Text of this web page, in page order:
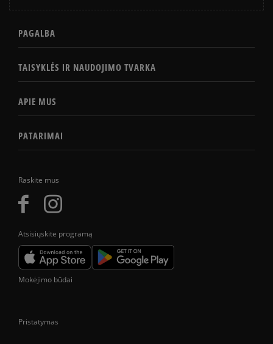
Raskite mus
Atsisiųskite programą
PAGALBA
TAISYKLĖS IR NAUDOJIMO TVARKA
APIE MUS
PATARIMAI
Mokėjimo būdai
Pristatymas